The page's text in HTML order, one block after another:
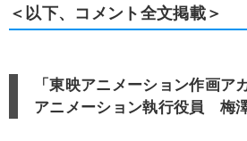
＜以下、コメント全文掲載＞
「東映アニメーション作画ア
アニメーション執行役員 梅